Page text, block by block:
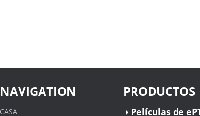
NAVIGATION
CASA
PRODUCTOS
Películas de